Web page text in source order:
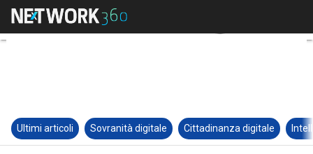
Ultimi articoli Sovranità digitale Cittadinanza digitale